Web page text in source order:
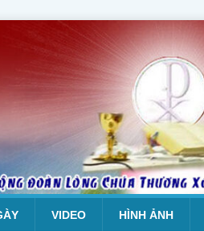
VIDEO HÌNH ẢNH